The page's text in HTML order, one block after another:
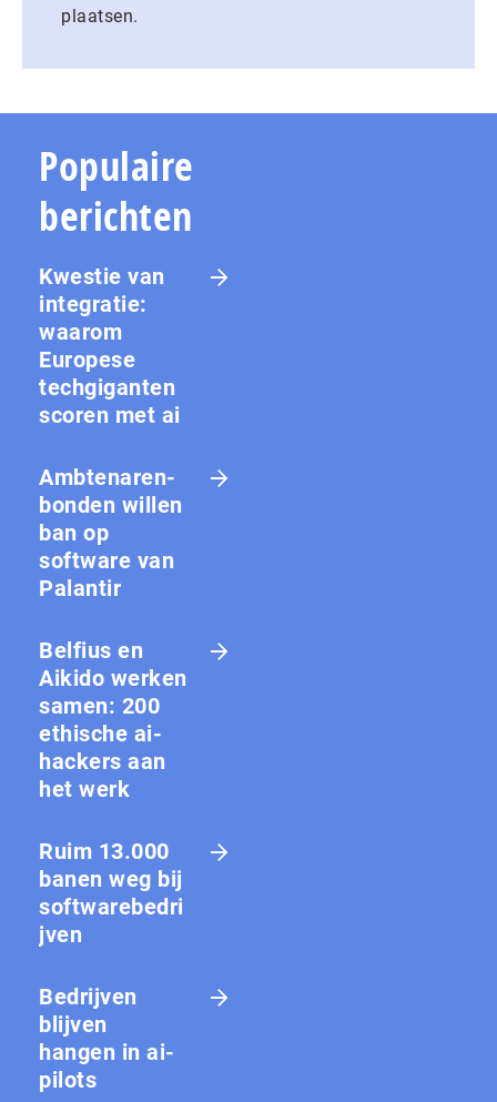
plaatsen.
Populaire
berichten
Kwestie van
integratie:
waarom
Europese
techgiganten
scoren met ai
Amb­te­na­ren­
bon­den willen
ban op
software van
Palantir
Belfius en
Aikido werken
samen: 200
ethische ai-
hackers aan
het werk
Ruim 13.000
banen weg bij
softwarebedri
jven
Bedrijven
blijven
hangen in ai-
pilots